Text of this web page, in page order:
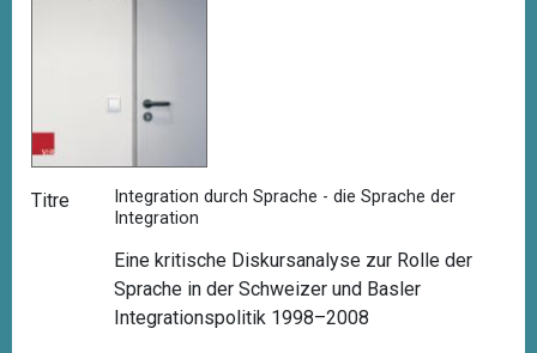
Titre
Integration durch Sprache - die Sprache der
Integration
Eine kritische Diskursanalyse zur Rolle der
Sprache in der Schweizer und Basler
Integrationspolitik 1998–2008